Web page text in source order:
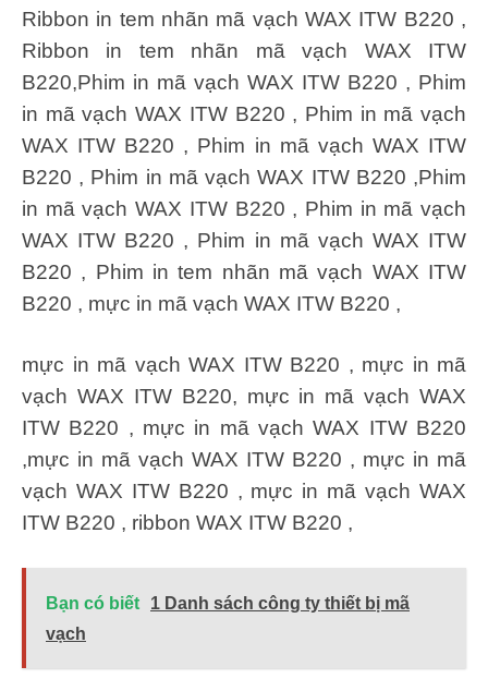
Ribbon in tem nhãn mã vạch WAX ITW B220 ,
Ribbon in tem nhãn mã vạch WAX ITW
B220,Phim in mã vạch WAX ITW B220 , Phim
in mã vạch WAX ITW B220 , Phim in mã vạch
WAX ITW B220 , Phim in mã vạch WAX ITW
B220 , Phim in mã vạch WAX ITW B220 ,Phim
in mã vạch WAX ITW B220 , Phim in mã vạch
WAX ITW B220 , Phim in mã vạch WAX ITW
B220 , Phim in tem nhãn mã vạch WAX ITW
B220 , mực in mã vạch WAX ITW B220 ,
mực in mã vạch WAX ITW B220 , mực in mã
vạch WAX ITW B220, mực in mã vạch WAX
ITW B220 , mực in mã vạch WAX ITW B220
,mực in mã vạch WAX ITW B220 , mực in mã
vạch WAX ITW B220 , mực in mã vạch WAX
ITW B220 , ribbon WAX ITW B220 ,
Bạn có biết
1 Danh sách công ty thiết bị mã
vạch